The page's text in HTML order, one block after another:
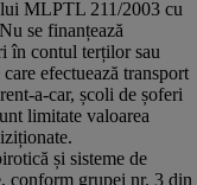
MLPTL 211/2003 cu
se finanțează
în contul terților sau
efectuează transport
a-car, școli de șoferi
limitate valoarea
și sisteme de
conform grupei nr. 3 din